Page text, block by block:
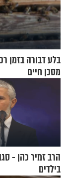
בלע דבורה בזמן
מסכן חיים
הרב זמיר כהן -
בילדים